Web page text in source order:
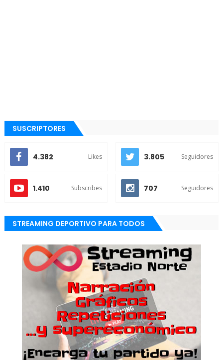
SUSCRIPTORES
4.382 Likes 3.805 Seguidores
1.410 Subscribes 707 Seguidores
STREAMING DEPORTIVO PARA TODOS